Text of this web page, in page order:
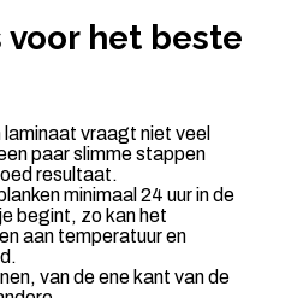
het beste
vraagt niet veel
paar slimme stappen
resultaat.
minimaal 24 uur in de
begint, zo kan het
aan temperatuur en
van de ene kant van de